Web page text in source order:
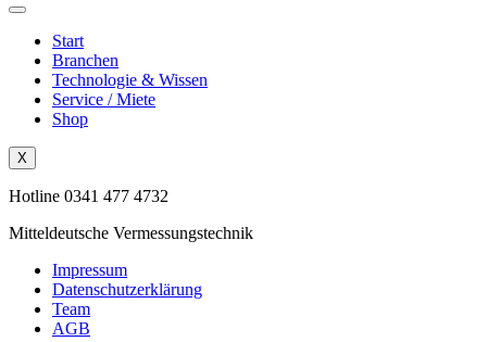
Start
Branchen
Technologie & Wissen
Service / Miete
Shop
X
Hotline 0341 477 4732
Mitteldeutsche Vermessungstechnik
Impressum
Datenschutzerklärung
Team
AGB